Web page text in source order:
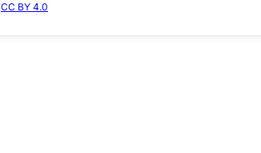
CC BY 4.0